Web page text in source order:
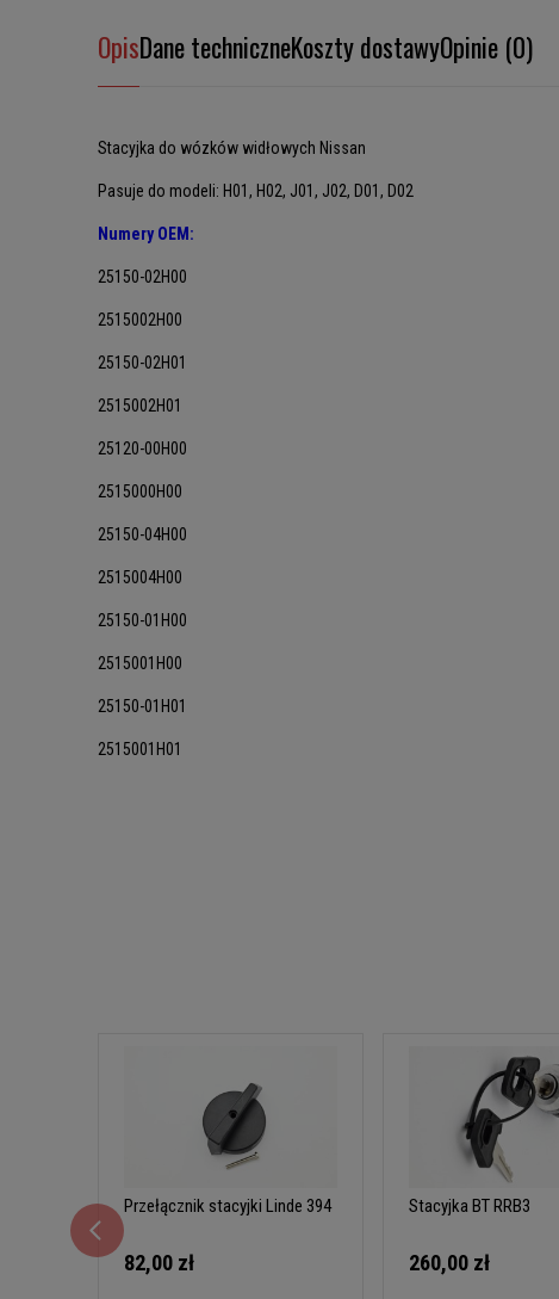
OpisDane techniczneKoszty dostawyOpinie (0)
Stacyjka do wózków widłowych Nissan
Pasuje do modeli: H01, H02, J01, J02, D01, D02
Numery OEM:
25150-02H00
2515002H00
25150-02H01
2515002H01
25120-00H00
2515000H00
25150-04H00
2515004H00
25150-01H00
2515001H00
25150-01H01
2515001H01
Przełącznik stacyjki Linde 394
82,00 zł
Stacyjka BT RRB3
260,00 zł